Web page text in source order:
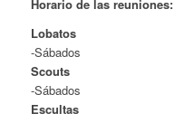
Horario de las reuniones:
Lobatos
-Sábados
Scouts
-Sábados
Escultas